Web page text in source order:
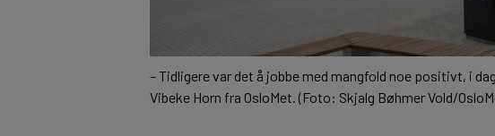
– Tidligere var det å jobbe med mangfold noe positivt, i
Vibeke Horn fra OsloMet. (Foto: Skjalg Bøhmer Vold/